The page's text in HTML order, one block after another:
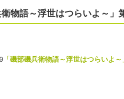
語～浮世はつらいよ～」
「磯部磯兵衛物語～浮世はつらいよ～